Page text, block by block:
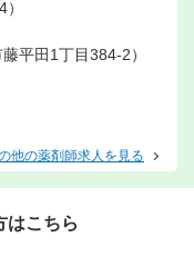
平田1丁目384-2）
他の薬剤師求人を見る
はこちら